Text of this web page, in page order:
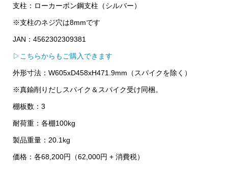
支柱：ローカーボン鋼支柱（シルバー）
※支柱のネジ穴は8mmです
JAN：4562302309381
▷こちらからもご購入できます
外形寸法：W605xD458xH471.9mm（スパイクを除く）
※真鍮削りだしスパイク＆スパイク受け同梱。
棚板数：3
耐荷重：各棚100kg
製品重量：20.1kg
価格：各68,200円（62,000円 + 消費税）